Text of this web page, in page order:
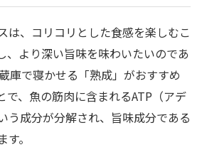
は、コリコリとした食感を楽しむこ
、より深い旨味を味わいたいのであ
庫で寝かせる「熟成」がおすすめ
で、魚の筋肉に含まれるATP（アデ
う成分が分解され、旨味成分である
。